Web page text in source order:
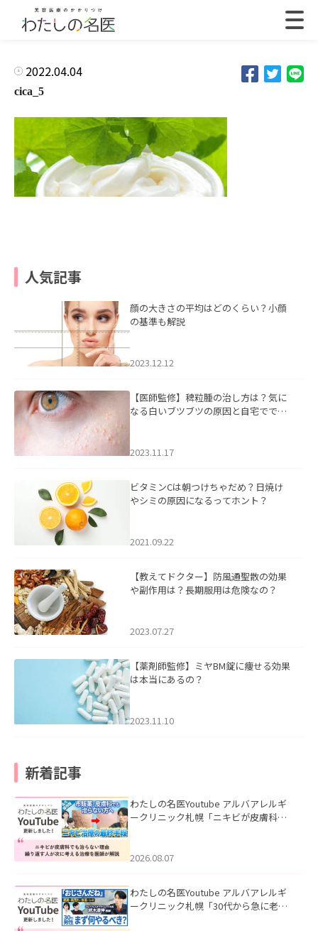
2022.04.04
cica_5
人気記事
顔の大きさの平均はどのくらい？小顔
の基準も解説
2023.12.12
【医師監修】稗粒腫の治し方は？気に
なる白いブツブツの原因と自宅ででき
2023.11.17
ビタミンCは朝つけちゃだめ？日焼け
やシミの原因になるってホント？
2021.09.22
【教えてドクター】防風通聖散の効果
や副作用は？長期服用は危険なの？
2023.07.27
【薬剤師監修】ミヤBM錠に痩せる効果
は本当にあるの？
2023.11.10
新着記事
わたしの名医Youtube アルバアレルギ
ークリニック札幌「ニキビが皮膚科で
ました。
2026.08.07
わたしの名医Youtube アルバアレルギ
ークリニック札幌「30代から急に老け